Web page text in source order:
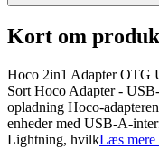
Kort om
Hoco 2in1 Adapter
Sort Hoco Adapter -
opladning Hoco-
enheder med USB-A-
Lightning, hvilkLæs mere